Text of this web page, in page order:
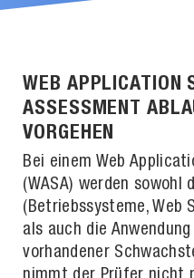
WEB APPLICATION
ASSESSMENT
VORGEHEN
Bei einem Web
(WASA) werden sowohl
(Betriebssysteme, Web
als auch die
vorhandener